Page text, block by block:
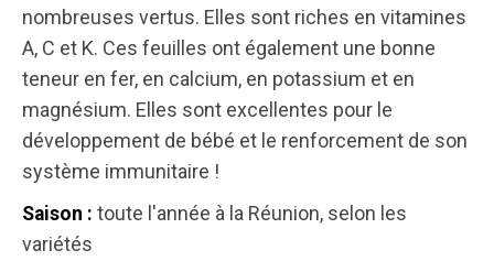
nombreuses vertus. Elles sont riches en vitamines
A, C et K. Ces feuilles ont également une bonne
teneur en fer, en calcium, en potassium et en
magnésium. Elles sont excellentes pour le
développement de bébé et le renforcement de son
système immunitaire !
Saison : toute l'année à la Réunion, selon les
variétés